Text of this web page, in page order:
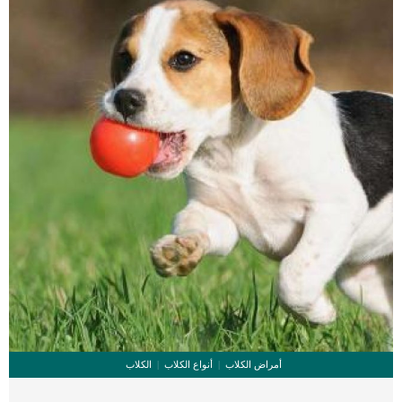
من البروتين في طعام القطط المعلب ليس مثل البروتين التي يتواجد في الطعام الجاف
بسبة 8% ايضا(حيث يحتوي الطعام الرطب على نسبة بروتين اقل) . لأن الطعام المعلب
[…]
أمراض الكلاب أنواع الكلاب الكلاب